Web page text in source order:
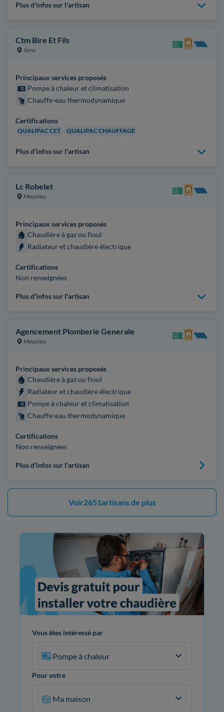
Plus d'infos sur l'artisan
Ctm Bire Et Fils
Jons
Principaux services proposés
Pompe à chaleur et climatisation
Chauffe-eau thermodynamique
Certifications
QUALIPAC CET QUALIPAC CHAUFFAGE
Plus d'infos sur l'artisan
Lc Robelet
Meyzieu
Principaux services proposés
Chaudière à gaz ou fioul
Radiateur et chaudière électrique
Certifications
Non renseignées
Plus d'infos sur l'artisan
Agencement Plomberie Generale
Meyzieu
Principaux services proposés
Chaudière à gaz ou fioul
Radiateur et chaudière électrique
Pompe à chaleur et climatisation
Chauffe-eau thermodynamique
Certifications
Non renseignées
Plus d'infos sur l'artisan
Voir2651artisans de plus
Vous êtes intéressé par
Pompe à chaleur
Pour votre
Ma maison